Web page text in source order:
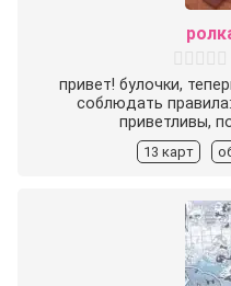
привет! булочки,
соблюдать
приветливы,
13 карт